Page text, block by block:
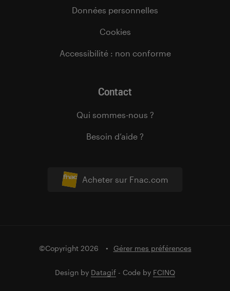
Acheter sur Fnac.com
Données personnelles
Cookies
Accessibilité : non conforme
Contact
Qui sommes-nous ?
Besoin d’aide ?
©Copyright 2026 Gérer mes préférences
Design by Datagif - Code by FCINQ